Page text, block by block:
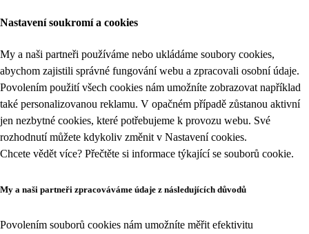
Nastavení soukromí a cookies
My a naši partneři používáme nebo ukládáme soubory cookies,
abychom zajistili správné fungování webu a zpracovali osobní údaje.
Povolením použití všech cookies nám umožníte zobrazovat například
také personalizovanou reklamu. V opačném případě zůstanou aktivní
jen nezbytné cookies, které potřebujeme k provozu webu. Své
rozhodnutí můžete kdykoliv změnit v Nastavení cookies.
Chcete vědět více? Přečtěte si informace týkající se souborů cookie.
My a naši partneři zpracováváme údaje z následujících důvodů
Povolením souborů cookies nám umožníte měřit efektivitu